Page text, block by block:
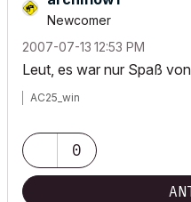
Newcomer
‎2007-07-13 12:53 PM
Leut, es war nur Spaß von
AC25_win
0